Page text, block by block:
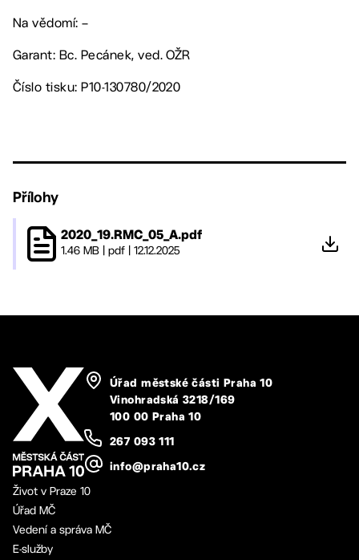
Na vědomí: –
Garant: Bc. Pecánek, ved. OŽR
Číslo tisku: P10-130780/2020
Přílohy
2020_19.RMC_05_A.pdf
1.46 MB pdf 12.12.2025
Úřad městské části Praha 10
Vinohradská 3218/169
100 00 Praha 10
267 093 111
info@praha10.cz
Život v Praze 10
Úřad MČ
Vedení a správa MČ
E-služby